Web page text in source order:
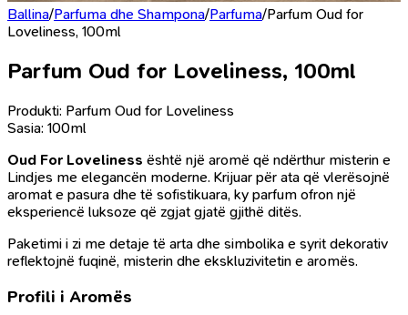
Ballina/Parfuma dhe Shampona/Parfuma/Parfum Oud for
Loveliness, 100ml
Parfum Oud for Loveliness, 100ml
Produkti: Parfum Oud for Loveliness
Sasia: 100ml
Oud For Loveliness është një aromë që ndërthur misterin e
Lindjes me elegancën moderne. Krijuar për ata që vlerësojnë
aromat e pasura dhe të sofistikuara, ky parfum ofron një
eksperiencë luksoze që zgjat gjatë gjithë ditës.
Paketimi i zi me detaje të arta dhe simbolika e syrit dekorativ
reflektojnë fuqinë, misterin dhe ekskluzivitetin e aromës.
Profili i Aromës